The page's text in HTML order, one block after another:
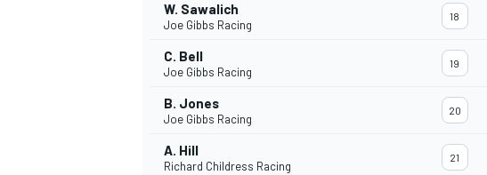
W. Sawalich
Joe Gibbs Racing
18
C. Bell
Joe Gibbs Racing
19
B. Jones
Joe Gibbs Racing
20
A. Hill
Richard Childress Racing
21